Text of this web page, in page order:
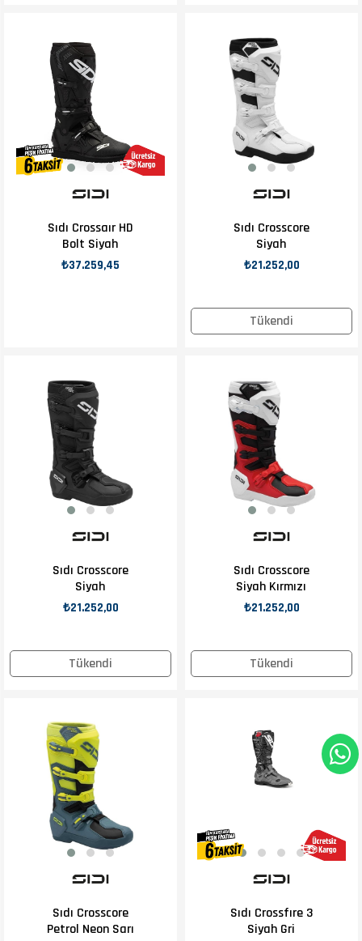
Sıdı Crossaır HD
Bolt Siyah
₺37.259,45
Tükendi
Sıdı Crosscore
Siyah
₺21.252,00
Tükendi
Sıdı Crosscore
Siyah
₺21.252,00
Tükendi
Sıdı Crosscore
Siyah Kırmızı
₺21.252,00
Sıdı Crosscore
Petrol Neon Sarı
Sıdı Crossfıre 3
Siyah Gri